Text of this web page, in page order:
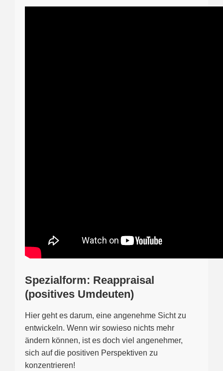
Spezialform: Reappraisal
(positives Umdeuten)
Hier geht es darum, eine angenehme Sicht zu
entwickeln. Wenn wir sowieso nichts mehr
ändern können, ist es doch viel angenehmer,
sich auf die positiven Perspektiven zu
konzentrieren!